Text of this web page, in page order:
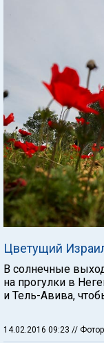
Цветущий
В солнечные
на прогулки в
и Тель-Авива,
14.02.2016 09:23 //